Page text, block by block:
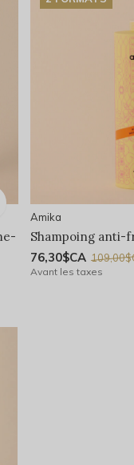
Amika
Shampoing anti-
76,30$CA
Avant les taxes